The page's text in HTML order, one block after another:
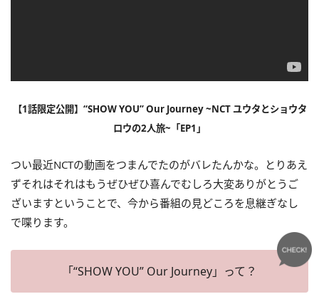
【1話限定公開】“SHOW YOU” Our Journey ~NCT ユウタとショウタ
ロウの2人旅~「EP1」
つい最近NCTの動画をつまんでたのがバレたんかな。とりあえ
ずそれはそれはもうぜひぜひ喜んでむしろ大変ありがとうご
ざいますということで、今から番組の見どころを息継ぎなし
で喋ります。
「“SHOW YOU” Our Journey」って？